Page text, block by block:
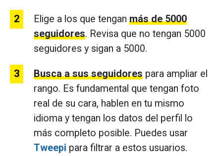
Elige a los que tengan más de 5000
seguidores. Revisa que no tengan 5000
seguidores y sigan a 5000.
Busca a sus seguidores para ampliar el
rango. Es fundamental que tengan foto
real de su cara, hablen en tu mismo
idioma y tengan los datos del perfil lo
más completo posible. Puedes usar
Tweepi para filtrar a estos usuarios.